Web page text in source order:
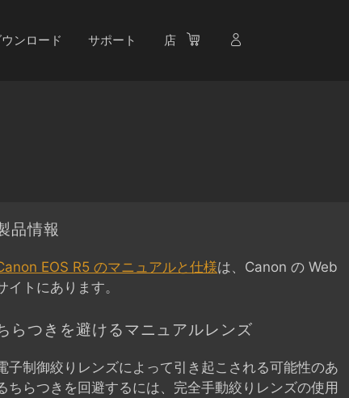
ウンロード サポート 店
品情報
EOS R5 のマニュアルと仕様は、Canon の Web
イトにあります。
らつきを避けるマニュアルレンズ
子制御絞りレンズによって引き起こされる可能性のあ
ちらつきを回避するには、完全手動絞りレンズの使用